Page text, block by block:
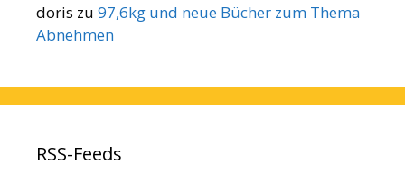
doris zu 97,6kg und neue Bücher zum Thema
Abnehmen
RSS-Feeds